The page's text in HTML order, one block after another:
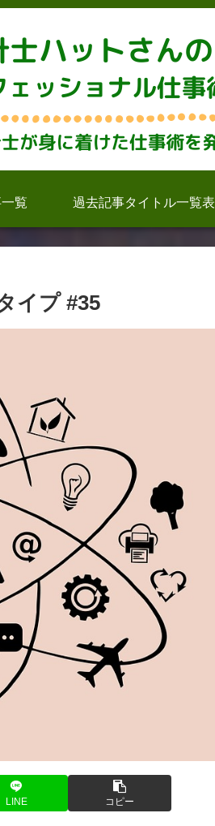
覧 過去記事タイトル一覧表
イプ #35
LINE コピー